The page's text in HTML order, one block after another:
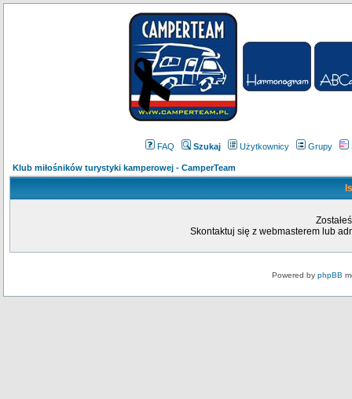
FAQ Szukaj Użytkownicy Grupy
Klub miłośników turystyki kamperowej - CamperTeam
Skontaktuj się z webmasterem lub
Powered by phpBB